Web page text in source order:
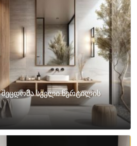
შეცდომა სველი წერტილის